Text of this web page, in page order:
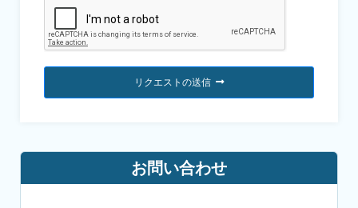
リクエストの送信
お問い合わせ